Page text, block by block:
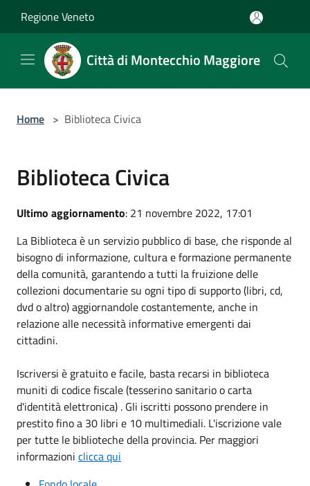
Regione Veneto
Città di Montecchio Maggiore
Home > Biblioteca Civica
Biblioteca Civica
Ultimo aggiornamento: 21 novembre 2022, 17:01
La Biblioteca è un servizio pubblico di base, che risponde al
bisogno di informazione, cultura e formazione permanente
della comunità, garantendo a tutti la fruizione delle
collezioni documentarie su ogni tipo di supporto (libri, cd,
dvd o altro) aggiornandole costantemente, anche in
relazione alle necessità informative emergenti dai
cittadini.
Iscriversi è gratuito e facile, basta recarsi in biblioteca
muniti di codice fiscale (tesserino sanitario o carta
d'identità elettronica) . Gli iscritti possono prendere in
prestito fino a 30 libri e 10 multimediali. L'iscrizione vale
per tutte le biblioteche della provincia. Per maggiori
informazioni clicca qui